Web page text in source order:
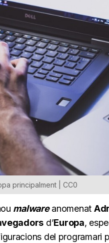
principalment | CC0
malwareanomenat
d’Europa,
del programari